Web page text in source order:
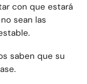
con que estará
sean las
saben que su